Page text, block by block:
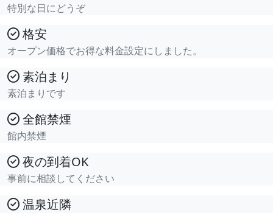
特別な日にどうぞ
格安
オープン価格でお得な料金設定にしました。
素泊まり
素泊まりです
全館禁煙
館内禁煙
夜の到着OK
事前に相談してください
温泉近隣